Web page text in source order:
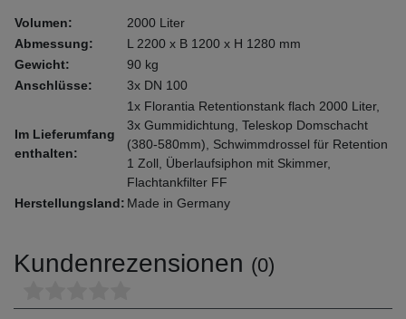
Volumen:
2000 Liter
Abmessung:
L 2200 x B 1200 x H 1280 mm
Gewicht:
90 kg
Anschlüsse:
3x DN 100
Im Lieferumfang
enthalten:
1x Florantia Retentionstank flach 2000 Liter,
3x Gummidichtung, Teleskop Domschacht
(380-580mm), Schwimmdrossel für Retention
1 Zoll, Überlaufsiphon mit Skimmer,
Flachtankfilter FF
Herstellungsland: Made in Germany
Kundenrezensionen (0)